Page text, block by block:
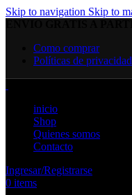
Skip to navigation Skip to
Como comprar
Políticas de privacidad
inicio
Shop
Quienes somos
Contacto
Ingresar/Registrarse
0 items